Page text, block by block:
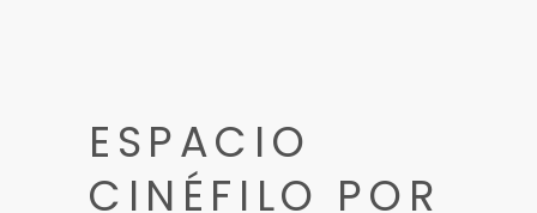
ESPACIO
CINÉFILO POR